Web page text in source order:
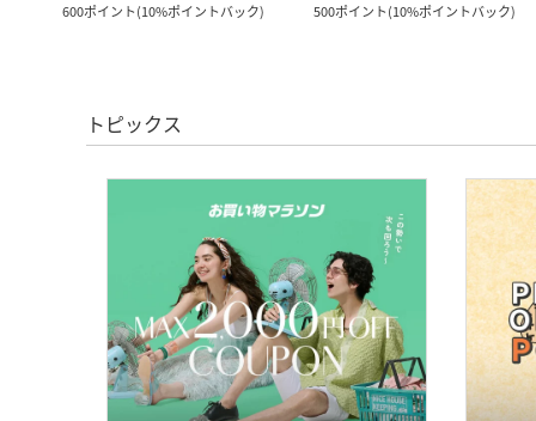
600ポイント(10%ポイントバック)
500ポイント(10%ポイントバック)
トピックス